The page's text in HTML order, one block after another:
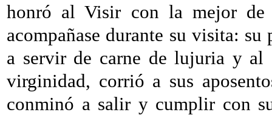
honró al Visir con la mejor de
acompañase durante su visita:
a servir de carne de lujuria y al
virginidad, corrió a sus
conminó a salir y cumplir con